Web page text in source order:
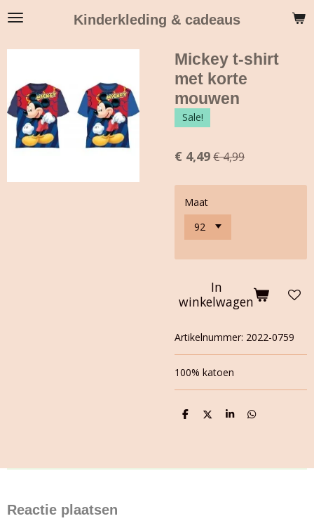
Ga
Kinderkleding & cadeaus
Mickey t-shirt
met korte
mouwen
Sale!
€ 4,49€ 4,99
Maat
In
winkelwagen
Artikelnummer: 2022-0759
100% katoen
D
D
S
D
Reactie plaatsen